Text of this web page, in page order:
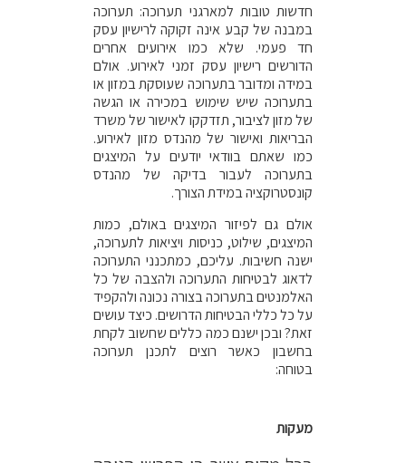
חדשות טובות למארגני תערוכה: תערוכה
במבנה של קבע אינה זקוקה לרישיון עסק
חד פעמי. שלא כמו אירועים אחרים
הדורשים רישיון עסק זמני לאירוע. אולם
במידה ומדובר בתערוכה שעוסקת במזון או
בתערוכה שיש שימוש במכירה או הגשה
של מזון לציבור, תזדקקו לאישור של משרד
הבריאות ואישור של מהנדס מזון לאירוע.
כמו שאתם בוודאי יודעים על המיצגים
בתערוכה לעבור בדיקה של מהנדס
קונסטרוקציה במידת הצורך.
אולם גם לפיזור המיצגים באולם, כמות
המיצגים, שילוט, כניסות ויציאות לתערוכה,
ישנה חשיבות. עליכם, כמתכנני התערוכה
לדאוג לבטיחות התערוכה ולהצבה של כל
האלמנטים בתערוכה בצורה נכונה ולהקפיד
על כל כללי הבטיחות הדרושים. כיצד עושים
זאת? ובכן ישנם כמה כללים שחשוב לקחת
בחשבון כאשר רוצים לתכנן תערוכה
בטוחה:
מעקות